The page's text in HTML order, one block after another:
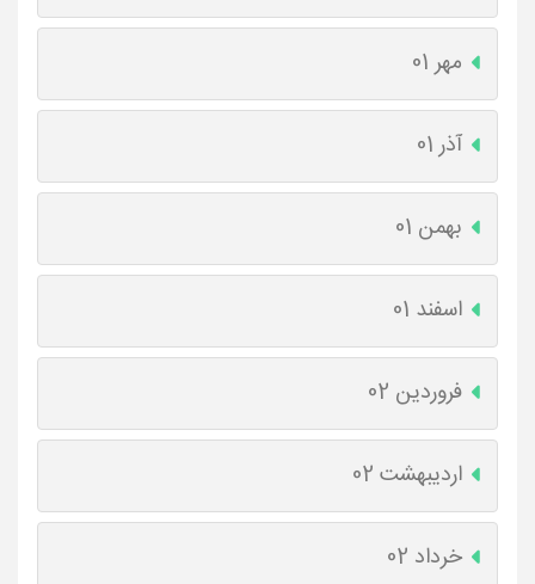
مهر 01
آذر 01
بهمن 01
اسفند 01
فروردین 02
اردیبهشت 02
خرداد 02